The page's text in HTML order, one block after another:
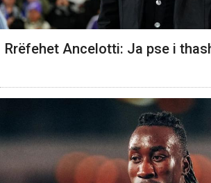
Rrëfehet Ancelotti: Ja pse i